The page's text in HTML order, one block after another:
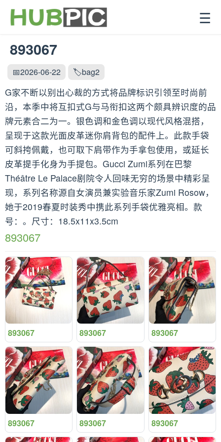
☰
893067
📅2026-06-22 🏷️bag2
G家不断以别出心裁的方式将品牌标识引领至时尚前
沿，本季中将互扣式G与马衔扣这两个颇具辨识度的品
牌元素合二为一。银色调和金色调以现代风格混搭，
呈现于这款光面皮革迷你肩背包的配件上。此款手袋
可斜挎佩戴，也可取下肩带作为手拿包使用，或延长
皮革提手化身为手提包。Gucci Zumi系列在巴黎
Théâtre Le Palace剧院令人回味无穷的场景中精彩呈
现，系列名称源自女演员兼实验音乐家Zumi Rosow，
她于2019春夏时装秀中携此系列手袋优雅亮相。款
号：。尺寸：18.5x11x3.5cm
893067
893067 893067 893067
893067 893067 893067